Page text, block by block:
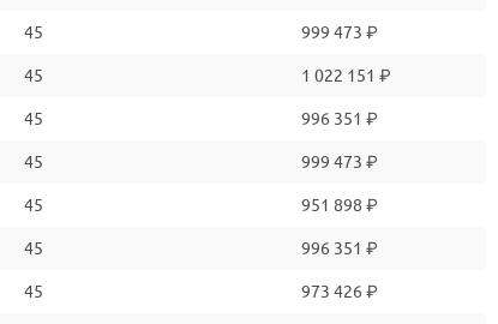
45 999 473 ₽
45 1 022 151 ₽
45 996 351 ₽
45 999 473 ₽
45 951 898 ₽
45 996 351 ₽
45 973 426 ₽